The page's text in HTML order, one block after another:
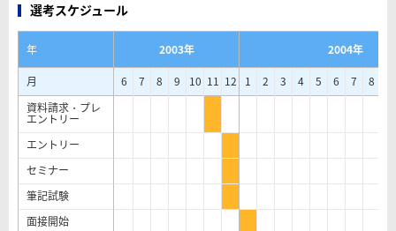
選考スケジュール
年 2003年
2004年
月
6 7 8 9 10 11 12 1 2 3 4 5 6 7 8
資料請求・プレ
エントリー
エントリー
セミナー
筆記試験
面接開始